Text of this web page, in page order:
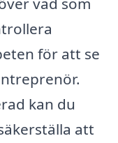
för att se
kan du
att